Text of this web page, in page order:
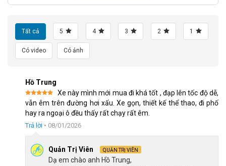
Xe đạp đua Papyplus PR760 sở hữu khung xe liền mạch
Bộ truyền động
Xe đạp đua PR760 phiên bản mới được thay đổi từ bộ L-Twoo
R2 thành Sensah R7, giữ cấu hình 2×7 tốc độ (14 speed), mang
lại khả năng sang số ổn định và mượt hơn trong quá trình sử
Tất cả 5 4 3 2 1
Có video Có ảnh
Hồ Trung
Được xếp
hạng55
sao
Xe này mình mới mua đi khá tốt , đạp lên tốc độ dễ,
vẫn êm trên đường hơi xấu. Xe gọn, thiết kế thể thao, đi phố
hay ra ngoại ô đều thấy rất chạy rất êm.
Trả lời • 08/01/2026
Quản Trị Viên QUẢN TRỊ VIÊN
Dạ em chào anh Hồ Trung,